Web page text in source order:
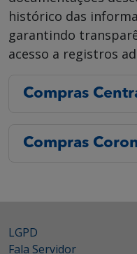
histórico das
garantindo
acesso a registros
Compras
Compras
LGPD
Fala Servidor